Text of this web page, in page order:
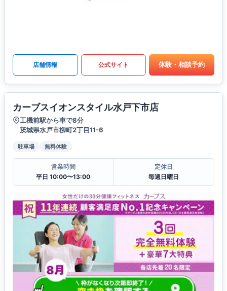
店舗情報 公式サイト 体験・相談予約
カーブスイオンスタイル水戸下市店
工機前駅から車で8分
茨城県水戸市柳町2丁目11-6
駐車場 無料体験
営業時間
平日 10:00〜13:00
定休日
毎週日曜日